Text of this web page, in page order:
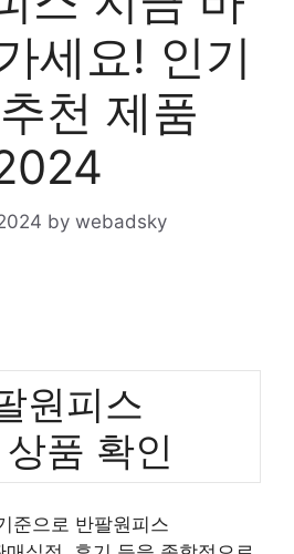
세요! 인기
천 제품
by webadsky
원피스
품 확인
준으로 반팔원피스